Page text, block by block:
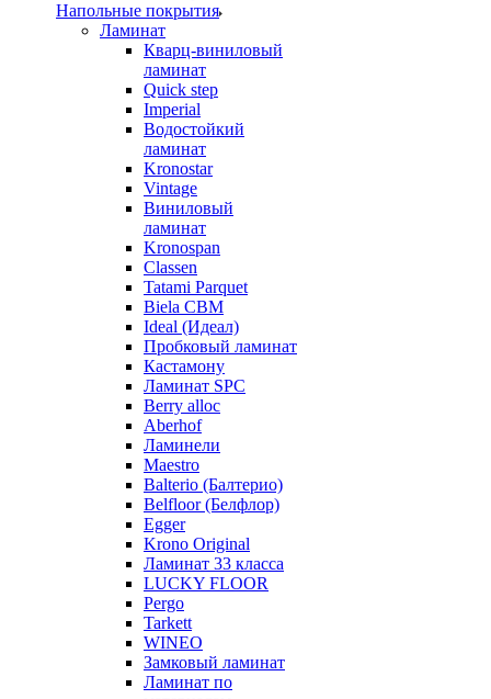
Напольные покрытия
Ламинат
Кварц-виниловый
ламинат
Quick step
Imperial
Водостойкий
ламинат
Kronostar
Vintage
Виниловый
ламинат
Kronospan
Classen
Tatami Parquet
Biela CBM
Ideal (Идеал)
Пробковый ламинат
Кастамону
Ламинат SPC
Berry alloc
Aberhof
Ламинели
Maestro
Balterio (Балтерио)
Belfloor (Белфлор)
Egger
Krono Original
Ламинат 33 класса
LUCKY FLOOR
Pergo
Tarkett
WINEO
Замковый ламинат
Ламинат по